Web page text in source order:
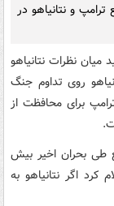
و نتانیاهو در
نظرات نتانیاهو
روی تداوم جنگ
برای محافظت از
طی بحران اخیر بیش
اگر نتانیاهو به